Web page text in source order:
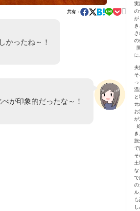
共有： 
かったね～！
が印象的だったな～！
実
の
が
き
き
の
に
夫
そ
っ
温
と
元
お
が
き
旅
で
そ
土
な
で
の
ル